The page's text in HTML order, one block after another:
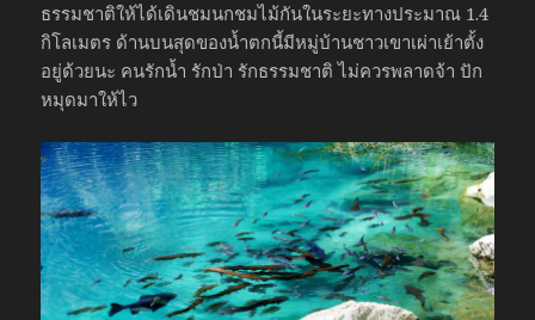
ธรรมชาติให้ได้เดินชมนกชมไม้กันในระยะทางประมาณ 1.4
กิโลเมตร ด้านบนสุดของน้ำตกนี้มีหมู่บ้านชาวเขาเผ่าเย้าตั้ง
อยู่ด้วยนะ คนรักน้ำ รักป่า รักธรรมชาติ ไม่ควรพลาดจ้า ปัก
หมุดมาให้ไว